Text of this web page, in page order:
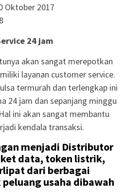
Oktober 2017
24 jam
akan sangat merepotkan
layanan customer service.
termurah dan terlengkap ini
24 jam dan sepanjang minggu
ini akan sangat membantu
kendala transaksi.
menjadi Distributor
data, token listrik,
dari berbagai
usaha dibawah